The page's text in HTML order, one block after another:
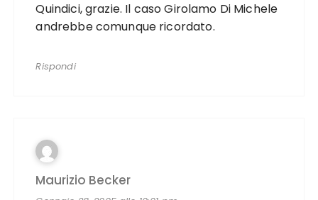
Quindici, grazie. Il caso Girolamo Di Michele
andrebbe comunque ricordato.
Rispondi
Maurizio Becker